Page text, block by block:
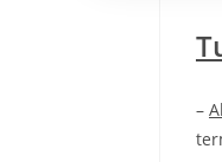
–